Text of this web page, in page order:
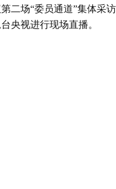
二场“委员通道”集体采
央视进行现场直播。